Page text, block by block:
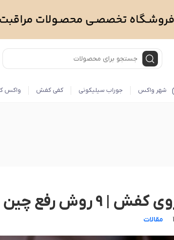
شهر واکس جوراب سیلیکونی کفی کفش واکس
رفع چین و چروک
مقالات